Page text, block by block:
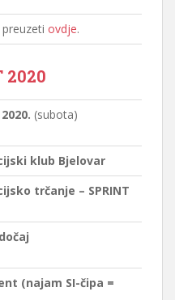
ovdje.
2020
(subota)
klub Bjelovar
trčanje – SPRINT
(najam SI-čipa =